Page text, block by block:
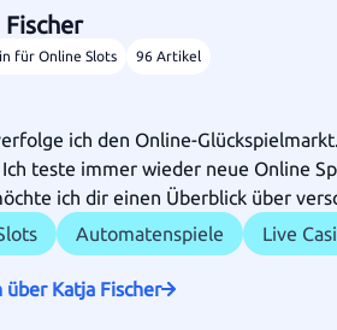
Fischer
für Online Slots 96 Artikel
ich den Online-
teste immer wieder neue Online
ich dir einen Überblick über
Automatenspiele Live
Katja Fischer